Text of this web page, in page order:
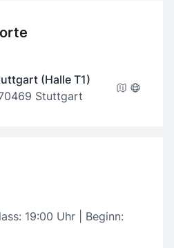
(Halle T1)
Stuttgart
19:00 Uhr | Beginn: